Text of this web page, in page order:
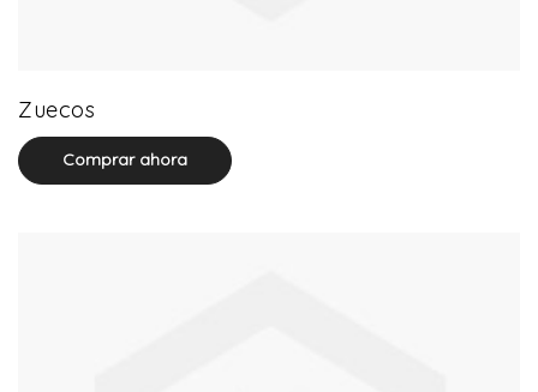
Zuecos
Comprar ahora